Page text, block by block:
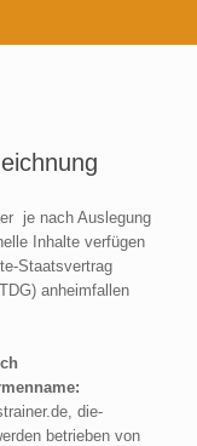
je nach Auslegung
Inhalte verfügen
Staatsvertrag
anheimfallen
die-
betrieben von